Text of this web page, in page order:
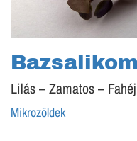
Lilás – Zamatos – Fahéj
Mikrozöldek